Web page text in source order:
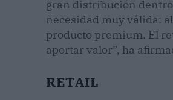
gran distribución
necesidad muy válida:
producto premium. El
aportar valor”, ha
RETAIL